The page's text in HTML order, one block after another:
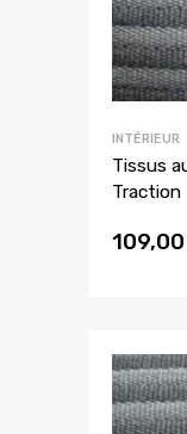
INTÉRIEUR
Tissus
Traction
109,00